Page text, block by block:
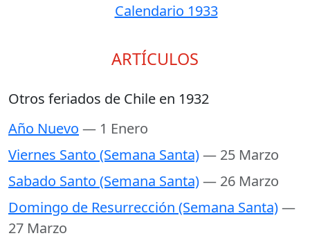
Calendario 1933
ARTÍCULOS
Otros feriados de Chile en 1932
Año Nuevo — 1 Enero
Viernes Santo (Semana Santa)— 25 Marzo
Sabado Santo (Semana Santa)— 26 Marzo
Domingo de Resurrección (Semana Santa)—
27 Marzo